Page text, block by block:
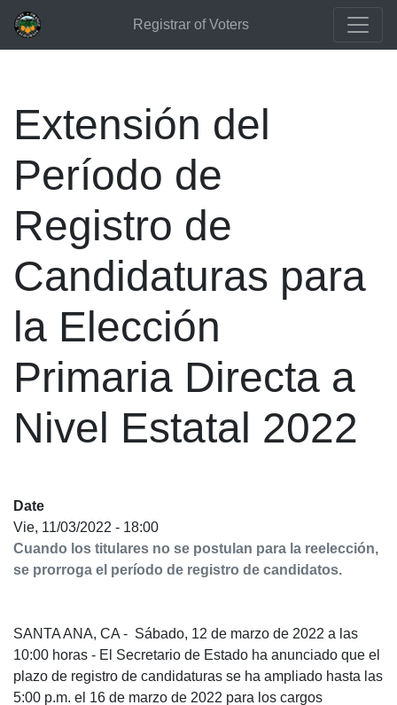
Registrar of Voters
Extensión del
Período de
Registro de
Candidaturas para
la Elección
Primaria Directa a
Nivel Estatal 2022
Date
Vie, 11/03/2022 - 18:00
Cuando los titulares no se postulan para la reelección,
se prorroga el período de registro de candidatos.
SANTA ANA, CA - Sábado, 12 de marzo de 2022 a las
10:00 horas - El Secretario de Estado ha anunciado que el
plazo de registro de candidaturas se ha ampliado hasta las
5:00 p.m. el 16 de marzo de 2022 para los cargos